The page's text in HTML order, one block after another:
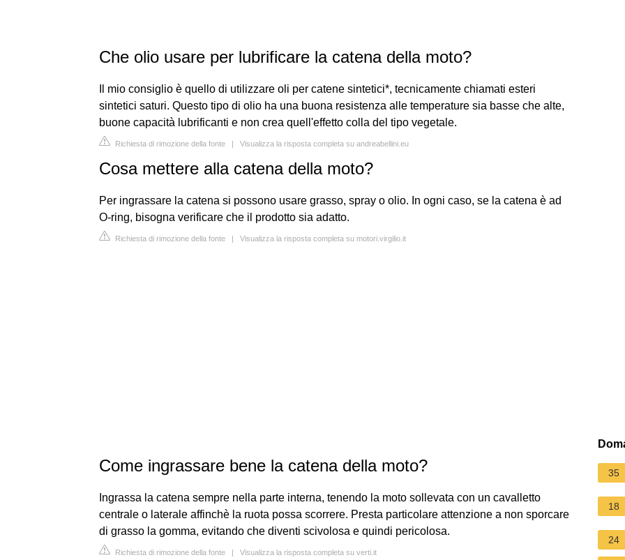
Che olio usare per lubrificare la catena della moto?
Il mio consiglio è quello di utilizzare oli per catene sintetici*, tecnicamente chiamati esteri
sintetici saturi. Questo tipo di olio ha una buona resistenza alle temperature sia basse che alte,
buone capacità lubrificanti e non crea quell'effetto colla del tipo vegetale.
Richiesta di rimozione della fonte | Visualizza la risposta completa su andreabellini.eu
Cosa mettere alla catena della moto?
Per ingrassare la catena si possono usare grasso, spray o olio. In ogni caso, se la catena è ad
O-ring, bisogna verificare che il prodotto sia adatto.
Richiesta di rimozione della fonte | Visualizza la risposta completa su motori.virgilio.it
Come ingrassare bene la catena della moto?
Ingrassa la catena sempre nella parte interna, tenendo la moto sollevata con un cavalletto
centrale o laterale affinchè la ruota possa scorrere. Presta particolare attenzione a non sporcare
di grasso la gomma, evitando che diventi scivolosa e quindi pericolosa.
Richiesta di rimozione della fonte | Visualizza la risposta completa su verti.it
35
18
24